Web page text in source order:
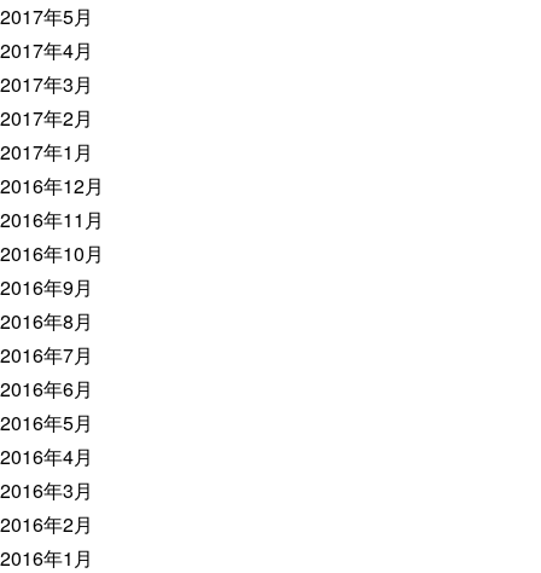
2017年5月
2017年4月
2017年3月
2017年2月
2017年1月
2016年12月
2016年11月
2016年10月
2016年9月
2016年8月
2016年7月
2016年6月
2016年5月
2016年4月
2016年3月
2016年2月
2016年1月